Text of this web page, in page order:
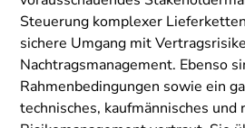
Steuerung komplexer
sichere Umgang mit
Nachtragsmanagement. Ebenso
Rahmenbedingungen sowie ein
technisches, kaufmännisches und